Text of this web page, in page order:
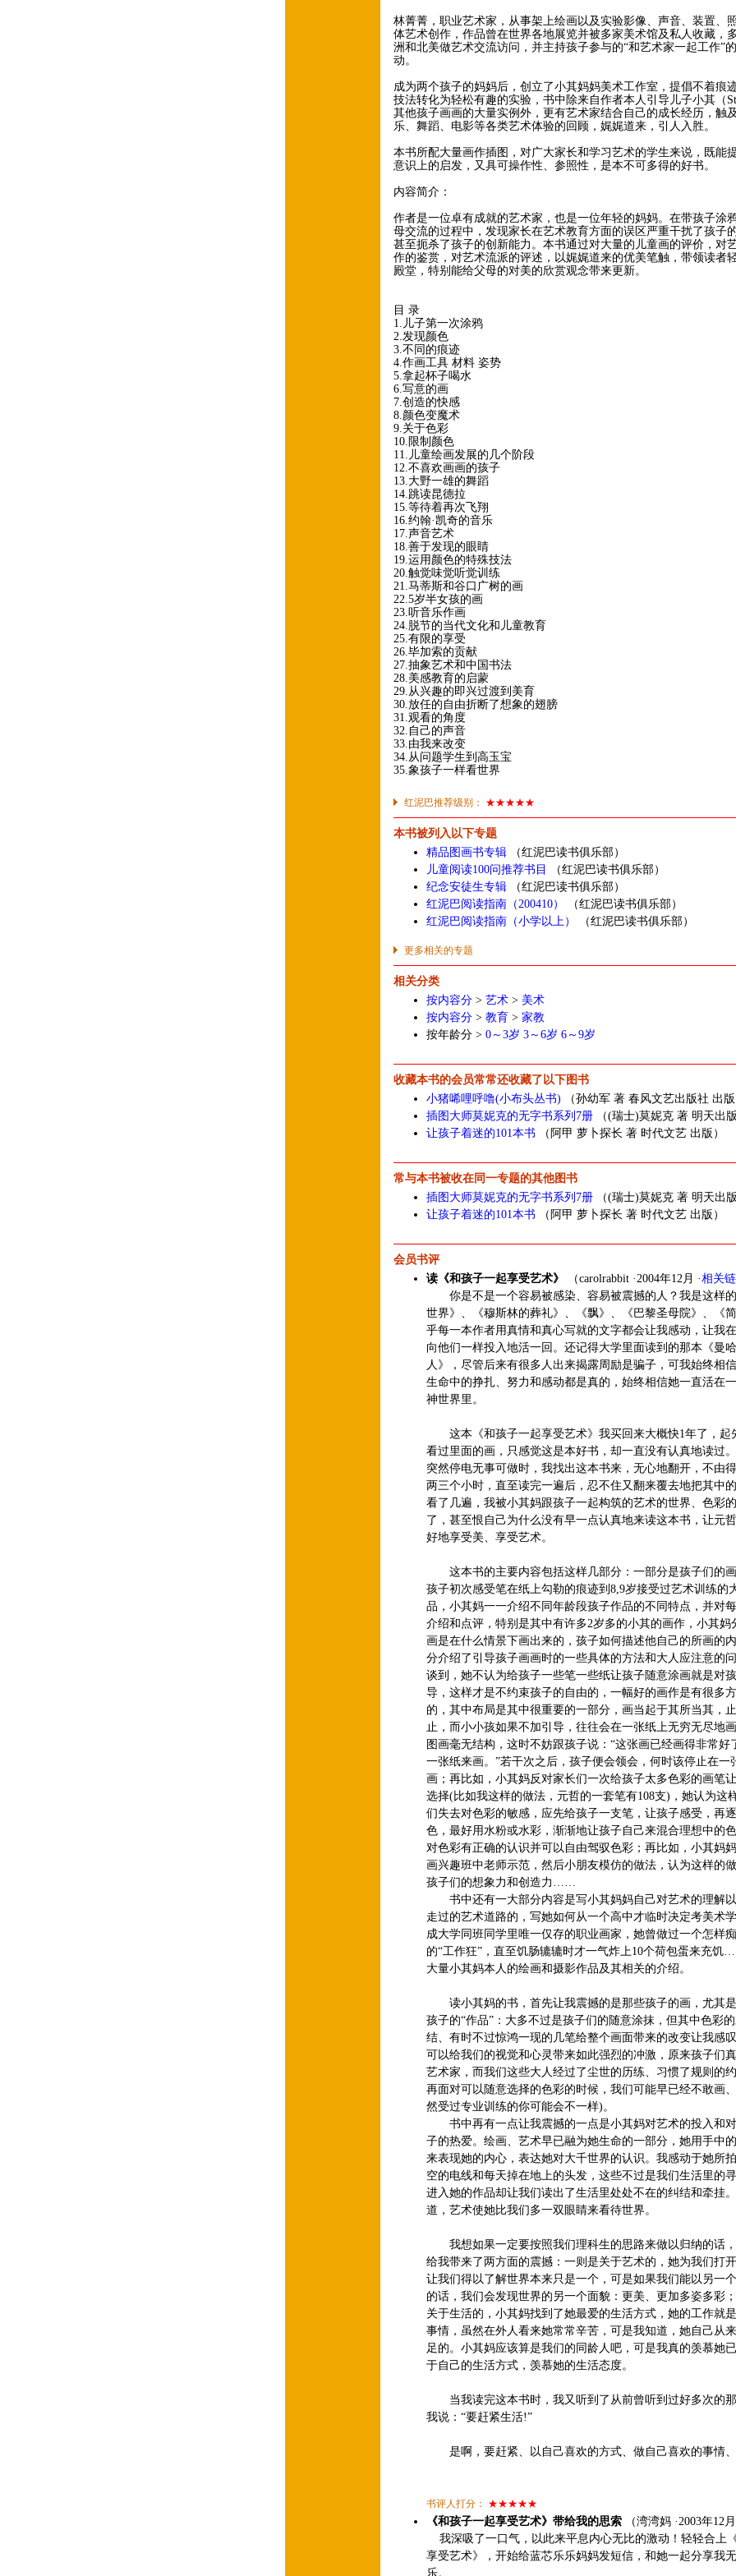
林菁菁，职业艺术家，从事架上绘画以及实验影像、声音、装置、
体艺术创作，作品曾在世界各地展览并被多家美术馆及私人收藏，
洲和北美做艺术交流访问，并主持孩子参与的“和艺术家一起工作”
动。
成为两个孩子的妈妈后，创立了小其妈妈美术工作室，提倡不着痕
技法转化为轻松有趣的实验，书中除来自作者本人引导儿子小其（
其他孩子画画的大量实例外，更有艺术家结合自己的成长经历，触
乐、舞蹈、电影等各类艺术体验的回顾，娓娓道来，引人入胜。
本书所配大量画作插图，对广大家长和学习艺术的学生来说，既能
意识上的启发，又具可操作性、参照性，是本不可多得的好书。
内容简介：
作者是一位卓有成就的艺术家，也是一位年轻的妈妈。在带孩子涂
母交流的过程中，发现家长在艺术教育方面的误区严重干扰了孩子
甚至扼杀了孩子的创新能力。本书通过对大量的儿童画的评价，对
作的鉴赏，对艺术流派的评述，以娓娓道来的优美笔触，带领读者
殿堂，特别能给父母的对美的欣赏观念带来更新。
目 录
1.儿子第一次涂鸦
2.发现颜色
3.不同的痕迹
4.作画工具 材料 姿势
5.拿起杯子喝水
6.写意的画
7.创造的快感
8.颜色变魔术
9.关于色彩
10.限制颜色
11.儿童绘画发展的几个阶段
12.不喜欢画画的孩子
13.大野一雄的舞蹈
14.跳读昆德拉
15.等待着再次飞翔
16.约翰·凯奇的音乐
17.声音艺术
18.善于发现的眼睛
19.运用颜色的特殊技法
20.触觉味觉听觉训练
21.马蒂斯和谷口广树的画
22.5岁半女孩的画
23.听音乐作画
24.脱节的当代文化和儿童教育
25.有限的享受
26.毕加索的贡献
27.抽象艺术和中国书法
28.美感教育的启蒙
29.从兴趣的即兴过渡到美育
30.放任的自由折断了想象的翅膀
31.观看的角度
32.自己的声音
33.由我来改变
34.从问题学生到高玉宝
35.象孩子一样看世界
红泥巴推荐级别： ★★★★★
本书被列入以下专题
精品图画书专辑 （红泥巴读书俱乐部）
儿童阅读100问推荐书目
（红泥巴读书俱乐部）
纪念安徒生专辑 （红泥巴读书俱乐部）
红泥巴阅读指南（200410）
（红泥巴读书俱乐部）
红泥巴阅读指南（小学以上）
（红泥巴读书俱乐部）
更多相关的专题
相关分类
按内容分 > 艺术 > 美术
按内容分 > 教育 > 家教
按年龄分 > 0～3岁 3～6岁 6～9岁
收藏本书的会员常常还收藏了以下图书
小猪唏哩呼噜(小布头丛书) （孙幼军 著 春风文艺出版社 出
插图大师莫妮克的无字书系列7册 （(瑞士)莫妮克 著 明天出
让孩子着迷的101本书 （阿甲 萝卜探长 著 时代文艺 出版）
常与本书被收在同一专题的其他图书
插图大师莫妮克的无字书系列7册 （(瑞士)莫妮克 著 明天出
让孩子着迷的101本书 （阿甲 萝卜探长 著 时代文艺 出版）
会员书评
读《和孩子一起享受艺术》
（carolrabbit ·2004年12月 ·相关
你是不是一个容易被感染、容易被震撼的人？我是这样
世界》、《穆斯林的葬礼》、《飘》、《巴黎圣母院》、
乎每一本作者用真情和真心写就的文字都会让我感动，让我
向他们一样投入地活一回。还记得大学里面读到的那本《曼
人》，尽管后来有很多人出来揭露周励是骗子，可我始终相
生命中的挣扎、努力和感动都是真的，始终相信她一直活在
神世界里。
这本《和孩子一起享受艺术》我买回来大概快1年了，起
看过里面的画，只感觉这是本好书，却一直没有认真地读过
突然停电无事可做时，我找出这本书来，无心地翻开，不由
两三个小时，直至读完一遍后，忍不住又翻来覆去地把其中
看了几遍，我被小其妈跟孩子一起构筑的艺术的世界、色彩
了，甚至恨自己为什么没有早一点认真地来读这本书，让元
好地享受美、享受艺术。
这本书的主要内容包括这样几部分：一部分是孩子们的
孩子初次感受笔在纸上勾勒的痕迹到8,9岁接受过艺术训练的
品，小其妈一一介绍不同年龄段孩子作品的不同特点，并对
介绍和点评，特别是其中有许多2岁多的小其的画作，小其妈
画是在什么情景下画出来的，孩子如何描述他自己的所画的
分介绍了引导孩子画画时的一些具体的方法和大人应注意的
谈到，她不认为给孩子一些笔一些纸让孩子随意涂画就是对
导，这样才是不约束孩子的自由的，一幅好的画作是有很多
的，其中布局是其中很重要的一部分，画当起于其所当其，
止，而小小孩如果不加引导，往往会在一张纸上无穷无尽地
图画毫无结构，这时不妨跟孩子说：“这张画已经画得非常好
一张纸来画。”若干次之后，孩子便会领会，何时该停止在一
画；再比如，小其妈反对家长们一次给孩子太多色彩的画笔
选择(比如我这样的做法，元哲的一套笔有108支)，她认为这
们失去对色彩的敏感，应先给孩子一支笔，让孩子感受，再
色，最好用水粉或水彩，渐渐地让孩子自己来混合理想中的
对色彩有正确的认识并可以自由驾驭色彩；再比如，小其妈
画兴趣班中老师示范，然后小朋友模仿的做法，认为这样的
孩子们的想象力和创造力……
书中还有一大部分内容是写小其妈妈自己对艺术的理解
走过的艺术道路的，写她如何从一个高中才临时决定考美术
成大学同班同学里唯一仅存的职业画家，她曾做过一个怎样
的“工作狂”，直至饥肠辘辘时才一气炸上10个荷包蛋来充
大量小其妈本人的绘画和摄影作品及其相关的介绍。
读小其妈的书，首先让我震撼的是那些孩子的画，尤其
孩子的“作品”：大多不过是孩子们的随意涂抹，但其中色彩
结、有时不过惊鸿一现的几笔给整个画面带来的改变让我感
可以给我们的视觉和心灵带来如此强烈的冲激，原来孩子们
艺术家，而我们这些大人经过了尘世的历练、习惯了规则的
再面对可以随意选择的色彩的时候，我们可能早已经不敢画
然受过专业训练的你可能会不一样)。
书中再有一点让我震撼的一点是小其妈对艺术的投入和
子的热爱。绘画、艺术早已融为她生命的一部分，她用手中
来表现她的内心，表达她对大千世界的认识。我感动于她所
空的电线和每天掉在地上的头发，这些不过是我们生活里的
进入她的作品却让我们读出了生活里处处不在的纠结和牵挂
道，艺术使她比我们多一双眼睛来看待世界。
我想如果一定要按照我们理科生的思路来做以归纳的话
给我带来了两方面的震撼：一则是关于艺术的，她为我们打
让我们得以了解世界本来只是一个，可是如果我们能以另一
的话，我们会发现世界的另一个面貌：更美、更加多姿多彩
关于生活的，小其妈找到了她最爱的生活方式，她的工作就
事情，虽然在外人看来她常常辛苦，可是我知道，她自己从
足的。小其妈应该算是我们的同龄人吧，可是我真的羡慕她
于自己的生活方式，羡慕她的生活态度。
当我读完这本书时，我又听到了从前曾听到过好多次的
我说：“要赶紧生活!”
是啊，要赶紧、以自己喜欢的方式、做自己喜欢的事情
书评人打分： ★★★★★
《和孩子一起享受艺术》带给我的思索 （湾湾妈 ·2003年12
我深吸了一口气，以此来平息内心无比的激动！轻轻合上
享受艺术》，开始给蓝芯乐乐妈妈发短信，和她一起分享我
乐。